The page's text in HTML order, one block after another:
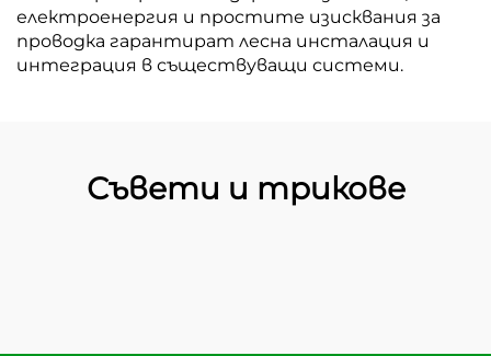
електроенергия и простите изисквания за
проводка гарантират лесна инсталация и
интеграция в съществуващи системи.
Съвети и трикове